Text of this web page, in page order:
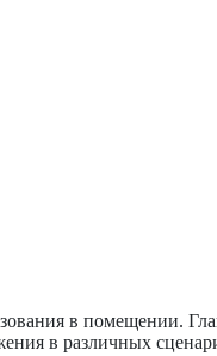
в помещении.
в различных